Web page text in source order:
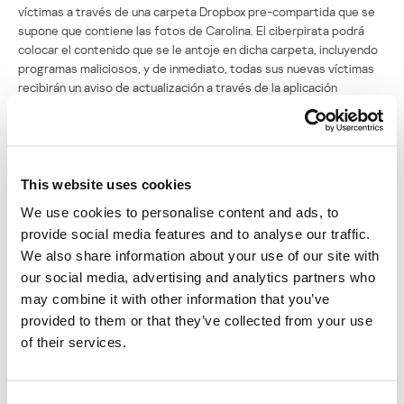
This website uses cookies
We use cookies to personalise content and ads, to
provide social media features and to analyse our traffic.
We also share information about your use of our site with
our social media, advertising and analytics partners who
may combine it with other information that you’ve
provided to them or that they’ve collected from your use
of their services.
víctimas a través de una carpeta Dropbox pre-compartida que se
supone que contiene las fotos de Carolina. El ciberpirata podrá
colocar el contenido que se le antoje en dicha carpeta, incluyendo
programas maliciosos, y de inmediato, todas sus nuevas víctimas
recibirán un aviso de actualización a través de la aplicación
plataformas más comunes: